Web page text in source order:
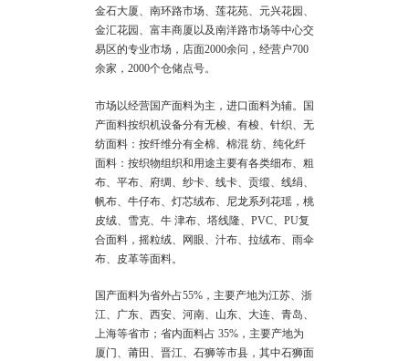
金石大厦、南环路市场、莲花苑、元兴花园、
金汇花园、富丰商厦以及南洋路市场等中心交
易区的专业市场，店面2000余问，经营户700
余家，2000个仓储点号。
市场以经营国产面料为主，进口面料为辅。国
产面料按织机设备分有无梭、有梭、针织、无
纺面料：按纤维分有全棉、棉混 纺、纯化纤
面料：按织物组织和用途主要有各类细布、粗
布、平布、府绸、纱卡、线卡、贡缎、线绢、
帆布、牛仔布、灯芯绒布、尼龙系列花瑶，桃
皮绒、雪克、牛 津布、塔线隆、PVC、PU复
合面料，摇粒绒、网眼、汁布、拉绒布、雨伞
布、皮革等面料。
国产面料为省外占55%，主要产地为江苏、浙
江、广东、西安、河南、山东、大连、青岛、
上海等省市；省内面料占 35%，主要产地为
厦门、莆田、晋江、石狮等市县，其中石狮面